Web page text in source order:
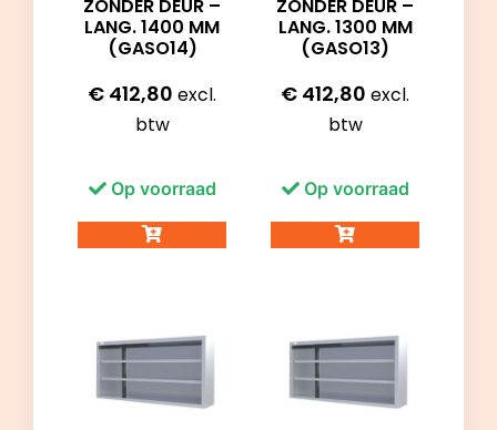
ZONDER DEUR –
LANG. 1400 MM
(GASO14)
€ 412,80 excl.
btw
Op voorraad
ZONDER DEUR –
LANG. 1300 MM
(GASO13)
€ 412,80 excl.
btw
Op voorraad